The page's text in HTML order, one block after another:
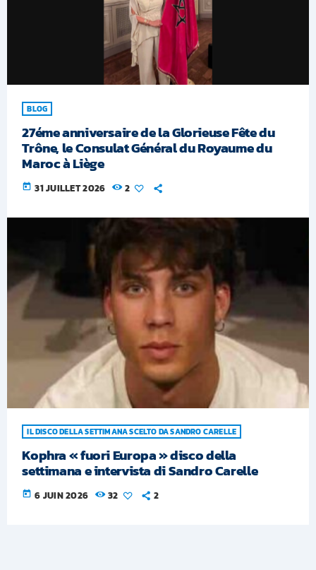
BLOG
27éme anniversaire de la Glorieuse Fête du
Trône, le Consulat Général du Royaume du
Maroc à Liège
today 31 JUILLET 2026 2
IL DISCO DELLA SETTIMANA SCELTO DA SANDRO CARELLE
Kophra « fuori Europa » disco della
settimana e intervista di Sandro Carelle
today 6 JUIN 2026 32 2